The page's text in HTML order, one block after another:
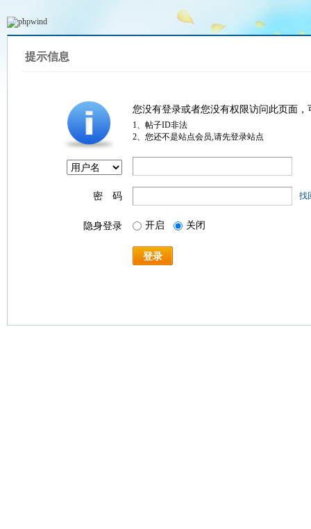
提示信息
您没有登录或者您没有权限访问此页面
1、帖子ID非法
2、您还不是站点会员,请先登录站点
密 码 找
隐身登录 开启 关闭
登录